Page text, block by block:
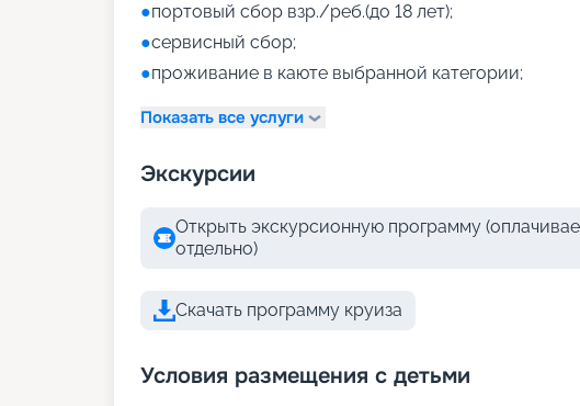
●портовый сбор взр./реб.(до 18 лет);
●сервисный сбор;
●проживание в каюте выбранной категории;
Показать все услуги
Экскурсии
Открыть экскурсионную программу
отдельно)
Скачать программу круиза
Условия размещения с детьми